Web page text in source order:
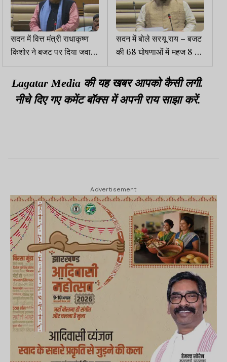
सदन में वित्त मंत्री राधाकृष्ण
किशोर ने बजट पर दिया जवाब,
केंद्र को दी जांच की चुनौती
सदन में बोले सरयू राय – बजट
की 68 घोषणाओं में महज 8 ही
पूरी, हिसाब भी स्पष्ट नहीं
Lagatar Media की यह खबर आपको कैसी लगी.
नीचे दिए गए कमेंट बॉक्स में अपनी राय साझा करें.
Advertisement